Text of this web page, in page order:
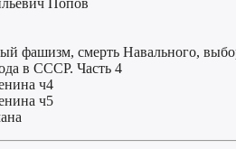
Попов
фашизм, смерть Навального,
в СССР. Часть 4
ч4
ч5